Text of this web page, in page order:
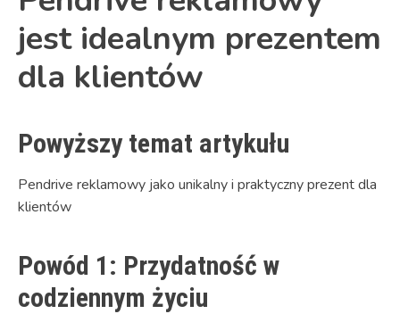
jest idealnym prezentem
dla klientów
Powyższy temat artykułu
Pendrive reklamowy jako unikalny i praktyczny prezent dla
klientów
Powód 1: Przydatność w
codziennym życiu